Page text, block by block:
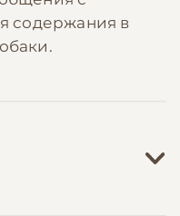
содержания в